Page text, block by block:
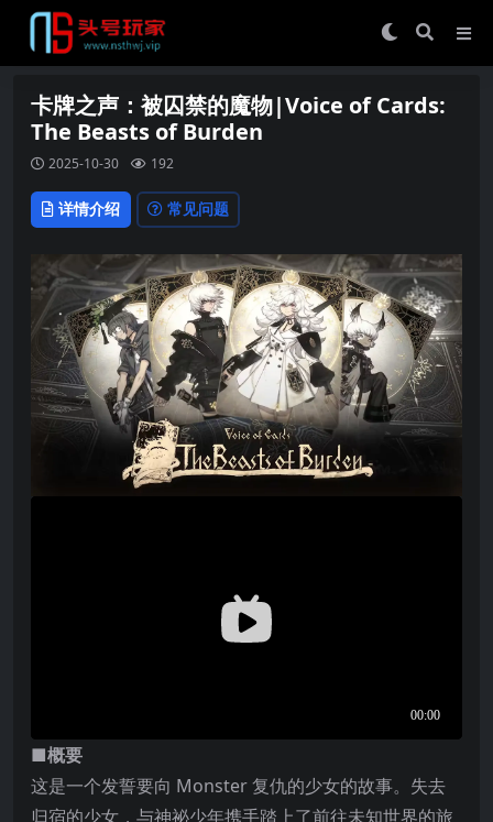
卡牌之声：被囚禁的魔物|Voice of Cards:
The Beasts of Burden
2025-10-30 192
详情介绍 常见问题
■概要
这是一个发誓要向 Monster 复仇的少女的故事。失去
归宿的少女，与神祕少年携手踏上了前往未知世界的旅